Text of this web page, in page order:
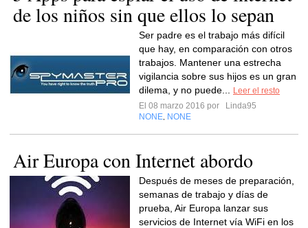
de los niños sin que ellos lo sepan
Ser padre es el trabajo más difícil
que hay, en comparación con otros
trabajos. Mantener una estrecha
vigilancia sobre sus hijos es un gran
dilema, y no puede...
Leer el resto
El 08 marzo 2016 por
Linda95
NONE NONE
Air Europa con Internet abordo
Después de meses de preparación,
semanas de trabajo y días de
prueba, Air Europa lanzar sus
servicios de Internet vía WiFi en los